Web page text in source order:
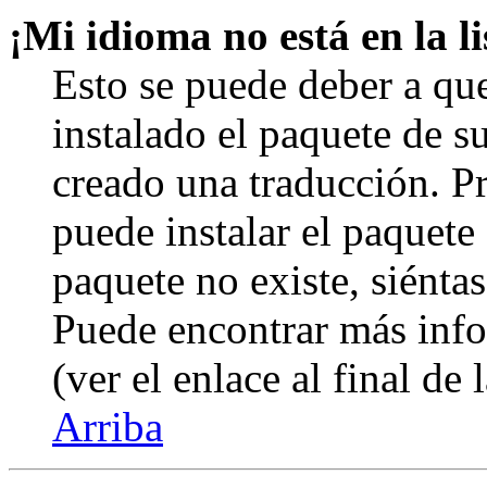
¡Mi idioma no está en la
Esto se puede deber a
instalado el paquete de
creado una traducción.
puede instalar el
paquete no existe,
Puede encontrar más
(ver el enlace al final de
Arriba